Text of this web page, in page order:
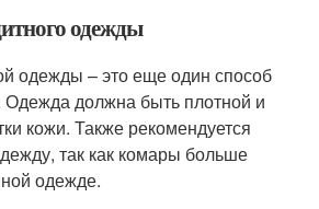
одежды
одежды – это еще один способ
должна быть плотной и
кожи. Также рекомендуется
так как комары больше
одежде.